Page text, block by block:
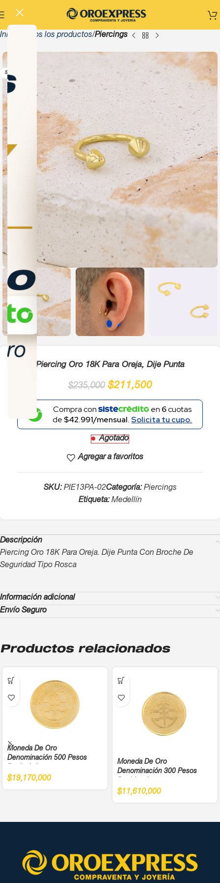
Inicio Todos los productos Piercings
SOLD OUT
Click to enlarge
Piercing Oro 18K Para Oreja, Dije Punta
$235,000 $211,500
Compra con en 6cuotas
de $42.991/mensual.Solicita tu cupo.
Agotado
Agregar a favoritos
SKU:PIE13PA-02Categoría: Piercings
Etiqueta: Medellín
Descripción
Piercing Oro 18K Para Oreja. Dije Punta Con Broche De
Seguridad Tipo Rosca
Información adicional
Envío Seguro
Productos relacionados
Moneda De Oro
Denominación 500 Pesos
Panamericanos Año 1971 Cali
$19,170,000
Moneda De Oro
Denominación 300 Pesos
Panamericanos Año 1971 Cali
$11,610,000